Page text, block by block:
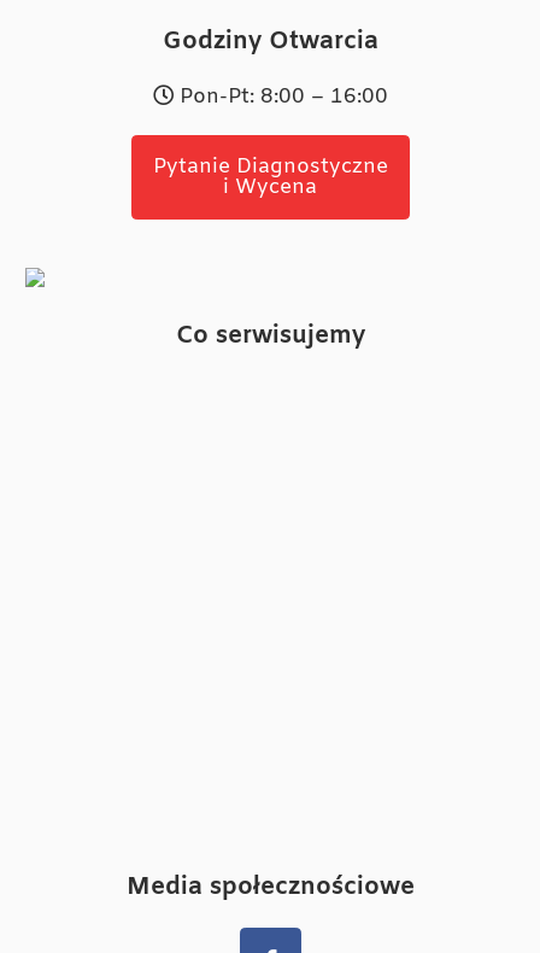
Godziny Otwarcia
Pon-Pt: 8:00 – 16:00
Pytanie Diagnostyczne
i Wycena
Co serwisujemy
Media społecznościowe